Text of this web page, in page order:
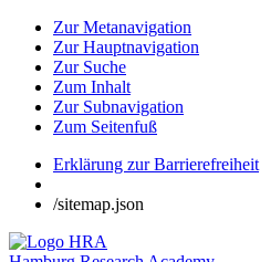
Zur Metanavigation
Zur Hauptnavigation
Zur Suche
Zum Inhalt
Zur Subnavigation
Zum Seitenfuß
Erklärung zur Barrierefreiheit
/sitemap.json